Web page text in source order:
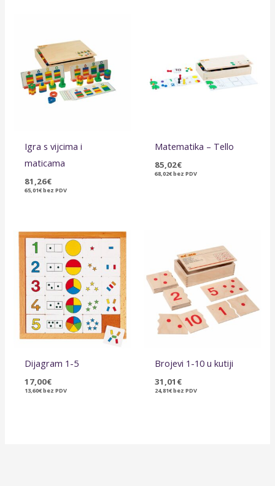
Igra s vijcima i
maticama
81,26€
65,01€bez PDV
Matematika – Tello
85,02€
68,02€bez PDV
Dijagram 1-5
17,00€
13,60€bez PDV
Brojevi 1-10 u kutiji
31,01 €
24,81€bez PDV